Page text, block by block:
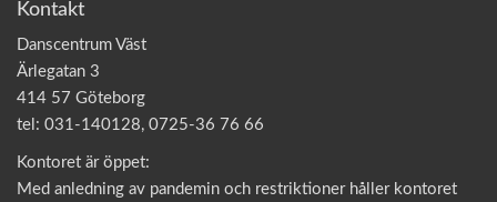
Kontakt
Danscentrum Väst
Ärlegatan 3
414 57 Göteborg
tel: 031-140128, 0725-36 76 66
Kontoret är öppet:
Med anledning av pandemin och restriktioner håller kontoret